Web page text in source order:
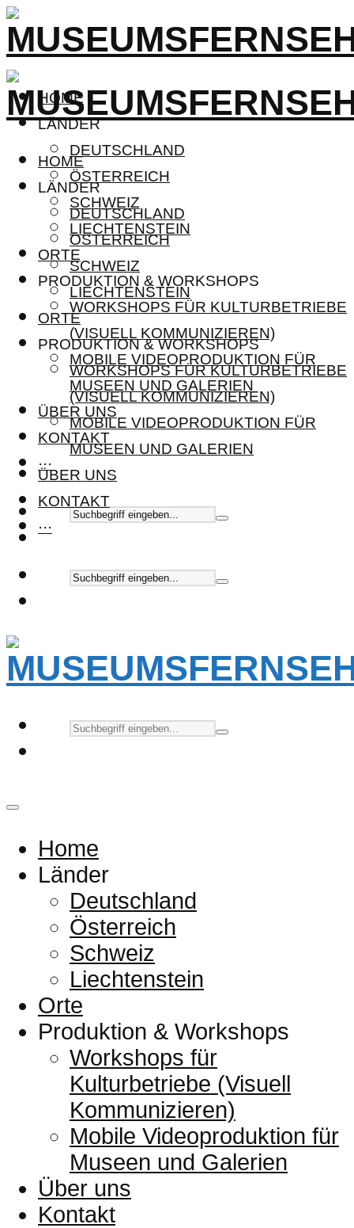
HOME
LÄNDER
DEUTSCHLAND
ÖSTERREICH
SCHWEIZ
LIECHTENSTEIN
ORTE
PRODUKTION & WORKSHOPS
WORKSHOPS FÜR KULTURBETRIEBE
(VISUELL KOMMUNIZIEREN)
MOBILE VIDEOPRODUKTION FÜR
MUSEEN UND GALERIEN
ÜBER UNS
KONTAKT
···
HOME
LÄNDER
DEUTSCHLAND
ÖSTERREICH
SCHWEIZ
LIECHTENSTEIN
ORTE
PRODUKTION & WORKSHOPS
WORKSHOPS FÜR KULTURBETRIEBE
(VISUELL KOMMUNIZIEREN)
MOBILE VIDEOPRODUKTION FÜR
MUSEEN UND GALERIEN
ÜBER UNS
KONTAKT
···
Home
Länder
Deutschland
Österreich
Schweiz
Liechtenstein
Orte
Produktion & Workshops
Workshops für
Kulturbetriebe (Visuell
Kommunizieren)
Mobile Videoproduktion für
Museen und Galerien
Über uns
Kontakt